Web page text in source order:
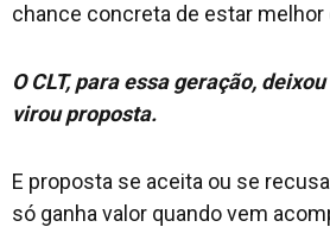
chance concreta de estar melhor
O CLT, para essa geração,
virou proposta.
E proposta se aceita ou se
só ganha valor quando vem